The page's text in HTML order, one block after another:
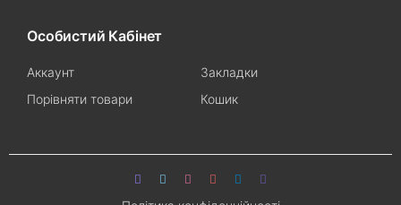
Особистий Кабінет
Аккаунт
Закладки
Порівняти товари
Кошик